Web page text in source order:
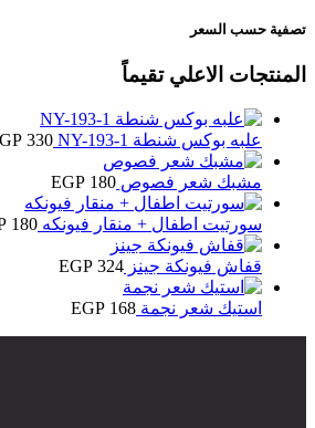
تصفية حسب السعر
المنتجات الاعلي تقيماً
علبه بوكس شنطة NY-193-1 330
مشبك شعر فصوص EGP 180
سورتيت اطفال + منقار فيونكه 180
قفاش فيونكة جينز EGP 324
استيك شعر نجمة EGP 168